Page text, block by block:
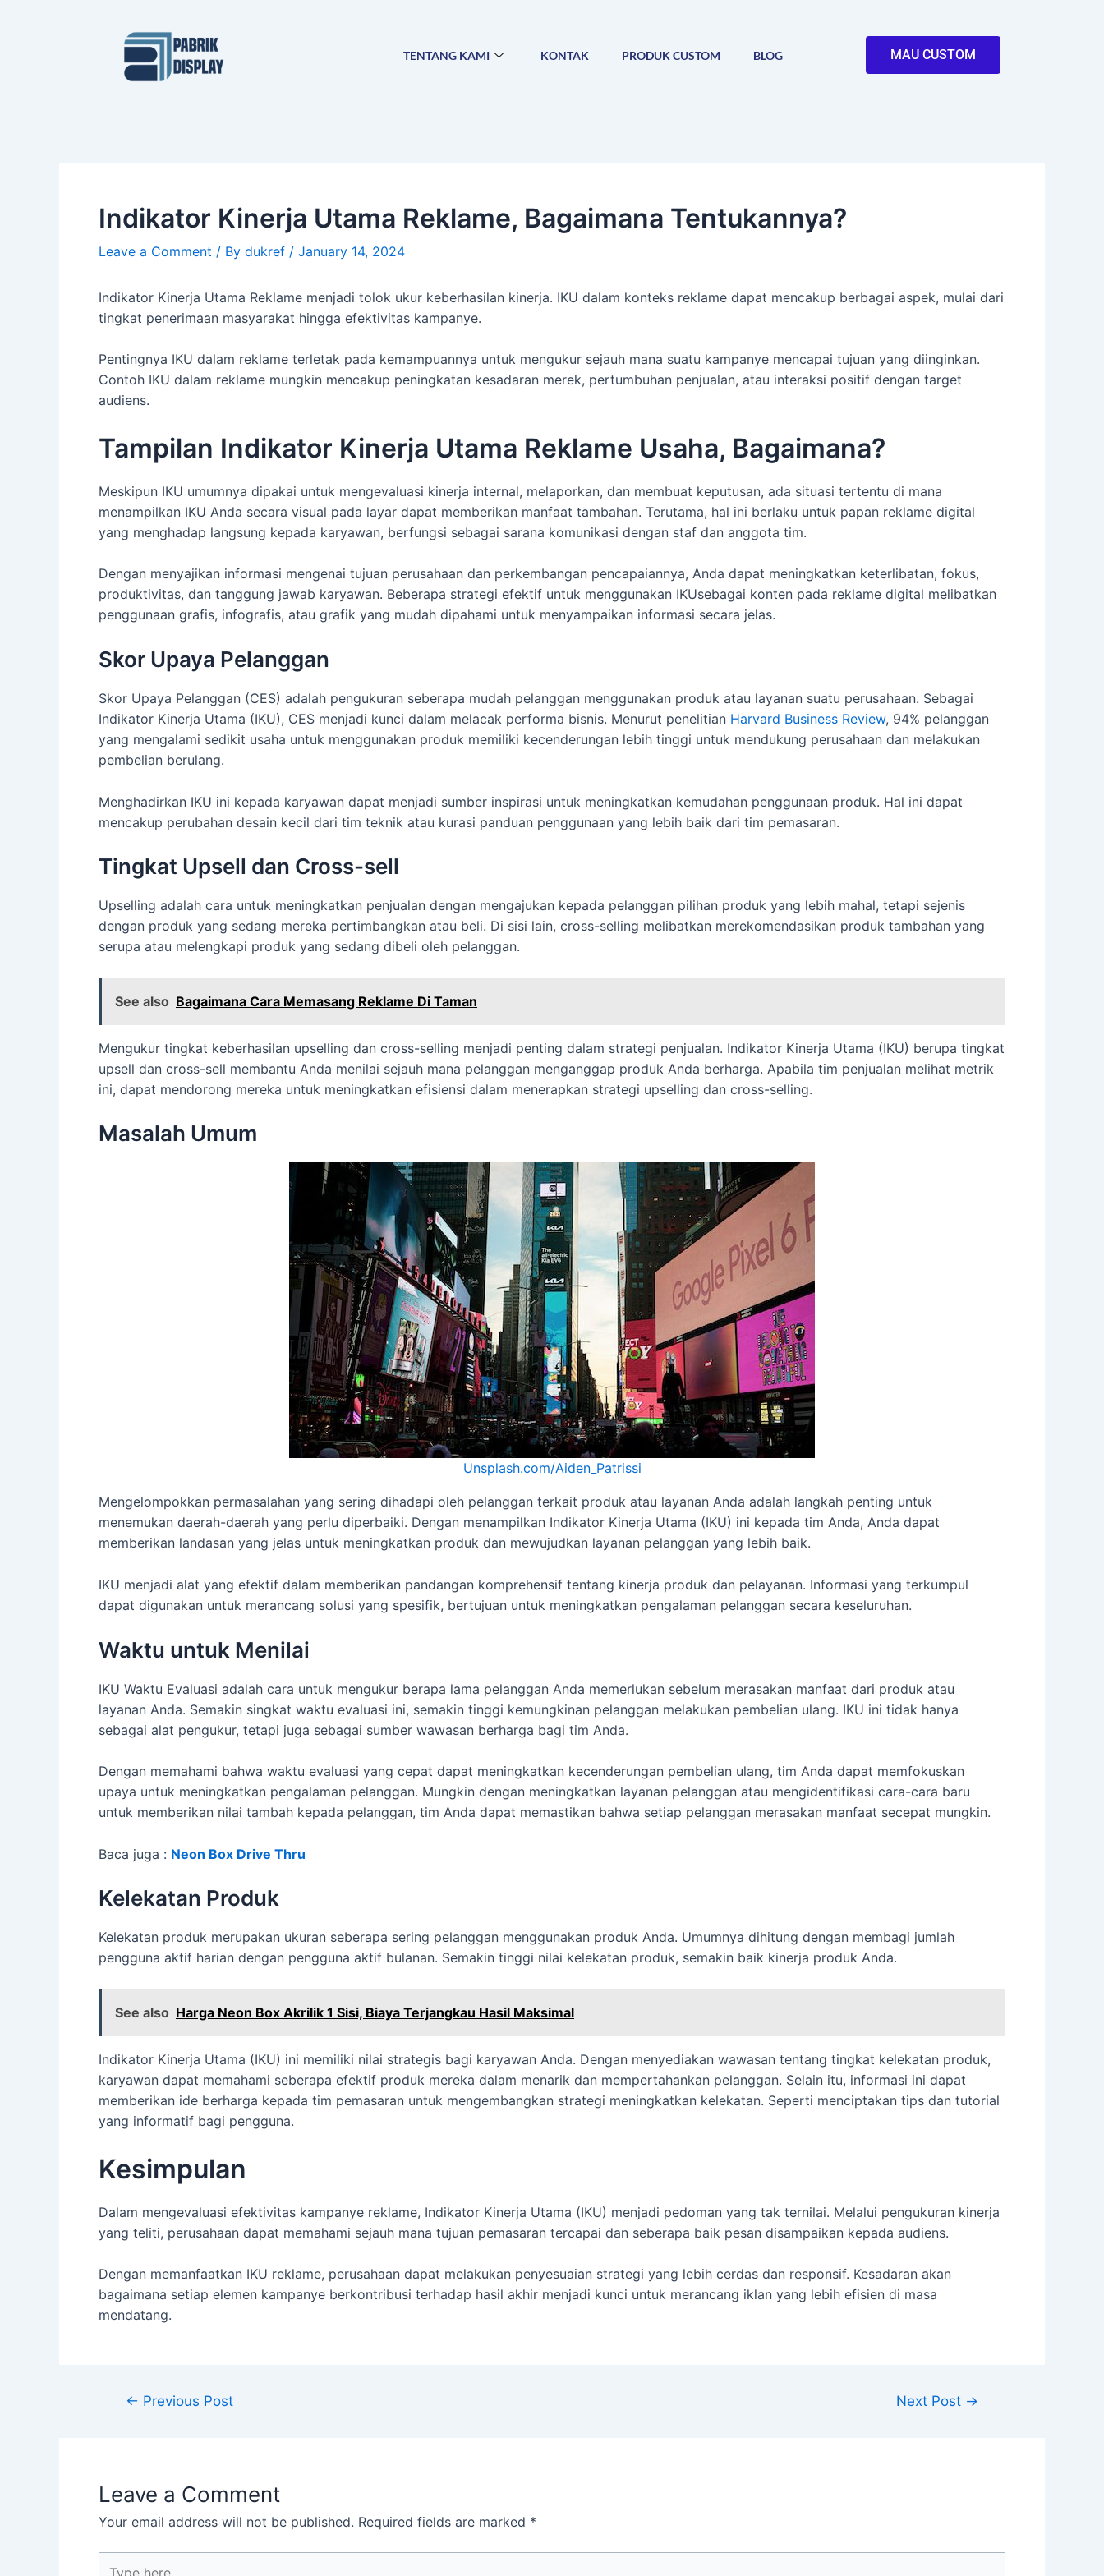
TENTANG KAMI KONTAK PRODUK CUSTOM BLOG MAU CUSTOM
Indikator Kinerja Utama Reklame, Bagaimana Tentukannya?
Leave a Comment / By dukref / January 14, 2024
Indikator Kinerja Utama Reklame menjadi tolok ukur keberhasilan kinerja. IKU dalam konteks reklame dapat mencakup berbagai aspek, mulai dari
tingkat penerimaan masyarakat hingga efektivitas kampanye.
Pentingnya IKU dalam reklame terletak pada kemampuannya untuk mengukur sejauh mana suatu kampanye mencapai tujuan yang diinginkan.
Contoh IKU dalam reklame mungkin mencakup peningkatan kesadaran merek, pertumbuhan penjualan, atau interaksi positif dengan target
audiens.
Tampilan Indikator Kinerja Utama Reklame Usaha, Bagaimana?
Meskipun IKU umumnya dipakai untuk mengevaluasi kinerja internal, melaporkan, dan membuat keputusan, ada situasi tertentu di mana
menampilkan IKU Anda secara visual pada layar dapat memberikan manfaat tambahan. Terutama, hal ini berlaku untuk papan reklame digital
yang menghadap langsung kepada karyawan, berfungsi sebagai sarana komunikasi dengan staf dan anggota tim.
Dengan menyajikan informasi mengenai tujuan perusahaan dan perkembangan pencapaiannya, Anda dapat meningkatkan keterlibatan, fokus,
produktivitas, dan tanggung jawab karyawan. Beberapa strategi efektif untuk menggunakan IKUsebagai konten pada reklame digital melibatkan
penggunaan grafis, infografis, atau grafik yang mudah dipahami untuk menyampaikan informasi secara jelas.
Skor Upaya Pelanggan
Skor Upaya Pelanggan (CES) adalah pengukuran seberapa mudah pelanggan menggunakan produk atau layanan suatu perusahaan. Sebagai
Indikator Kinerja Utama (IKU), CES menjadi kunci dalam melacak performa bisnis. Menurut penelitian Harvard Business Review, 94% pelanggan
yang mengalami sedikit usaha untuk menggunakan produk memiliki kecenderungan lebih tinggi untuk mendukung perusahaan dan melakukan
pembelian berulang.
Menghadirkan IKU ini kepada karyawan dapat menjadi sumber inspirasi untuk meningkatkan kemudahan penggunaan produk. Hal ini dapat
mencakup perubahan desain kecil dari tim teknik atau kurasi panduan penggunaan yang lebih baik dari tim pemasaran.
Tingkat Upsell dan Cross-sell
Upselling adalah cara untuk meningkatkan penjualan dengan mengajukan kepada pelanggan pilihan produk yang lebih mahal, tetapi sejenis
dengan produk yang sedang mereka pertimbangkan atau beli. Di sisi lain, cross-selling melibatkan merekomendasikan produk tambahan yang
serupa atau melengkapi produk yang sedang dibeli oleh pelanggan.
See also Bagaimana Cara Memasang Reklame Di Taman
Mengukur tingkat keberhasilan upselling dan cross-selling menjadi penting dalam strategi penjualan. Indikator Kinerja Utama (IKU) berupa tingkat
upsell dan cross-sell membantu Anda menilai sejauh mana pelanggan menganggap produk Anda berharga. Apabila tim penjualan melihat metrik
ini, dapat mendorong mereka untuk meningkatkan efisiensi dalam menerapkan strategi upselling dan cross-selling.
Masalah Umum
Unsplash.com/Aiden_Patrissi
Mengelompokkan permasalahan yang sering dihadapi oleh pelanggan terkait produk atau layanan Anda adalah langkah penting untuk
menemukan daerah-daerah yang perlu diperbaiki. Dengan menampilkan Indikator Kinerja Utama (IKU) ini kepada tim Anda, Anda dapat
memberikan landasan yang jelas untuk meningkatkan produk dan mewujudkan layanan pelanggan yang lebih baik.
IKU menjadi alat yang efektif dalam memberikan pandangan komprehensif tentang kinerja produk dan pelayanan. Informasi yang terkumpul
dapat digunakan untuk merancang solusi yang spesifik, bertujuan untuk meningkatkan pengalaman pelanggan secara keseluruhan.
Waktu untuk Menilai
IKU Waktu Evaluasi adalah cara untuk mengukur berapa lama pelanggan Anda memerlukan sebelum merasakan manfaat dari produk atau
layanan Anda. Semakin singkat waktu evaluasi ini, semakin tinggi kemungkinan pelanggan melakukan pembelian ulang. IKU ini tidak hanya
sebagai alat pengukur, tetapi juga sebagai sumber wawasan berharga bagi tim Anda.
Dengan memahami bahwa waktu evaluasi yang cepat dapat meningkatkan kecenderungan pembelian ulang, tim Anda dapat memfokuskan
upaya untuk meningkatkan pengalaman pelanggan. Mungkin dengan meningkatkan layanan pelanggan atau mengidentifikasi cara-cara baru
untuk memberikan nilai tambah kepada pelanggan, tim Anda dapat memastikan bahwa setiap pelanggan merasakan manfaat secepat mungkin.
Baca juga : Neon Box Drive Thru
Kelekatan Produk
Kelekatan produk merupakan ukuran seberapa sering pelanggan menggunakan produk Anda. Umumnya dihitung dengan membagi jumlah
pengguna aktif harian dengan pengguna aktif bulanan. Semakin tinggi nilai kelekatan produk, semakin baik kinerja produk Anda.
See also Harga Neon Box Akrilik 1 Sisi, Biaya Terjangkau Hasil Maksimal
Indikator Kinerja Utama (IKU) ini memiliki nilai strategis bagi karyawan Anda. Dengan menyediakan wawasan tentang tingkat kelekatan produk,
karyawan dapat memahami seberapa efektif produk mereka dalam menarik dan mempertahankan pelanggan. Selain itu, informasi ini dapat
memberikan ide berharga kepada tim pemasaran untuk mengembangkan strategi meningkatkan kelekatan. Seperti menciptakan tips dan tutorial
yang informatif bagi pengguna.
Kesimpulan
Dalam mengevaluasi efektivitas kampanye reklame, Indikator Kinerja Utama (IKU) menjadi pedoman yang tak ternilai. Melalui pengukuran kinerja
yang teliti, perusahaan dapat memahami sejauh mana tujuan pemasaran tercapai dan seberapa baik pesan disampaikan kepada audiens.
Dengan memanfaatkan IKU reklame, perusahaan dapat melakukan penyesuaian strategi yang lebih cerdas dan responsif. Kesadaran akan
bagaimana setiap elemen kampanye berkontribusi terhadap hasil akhir menjadi kunci untuk merancang iklan yang lebih efisien di masa
mendatang.
navigation
← Previous Post Next Post →
Leave a Comment
Your email address will not be published. Required fields are marked *